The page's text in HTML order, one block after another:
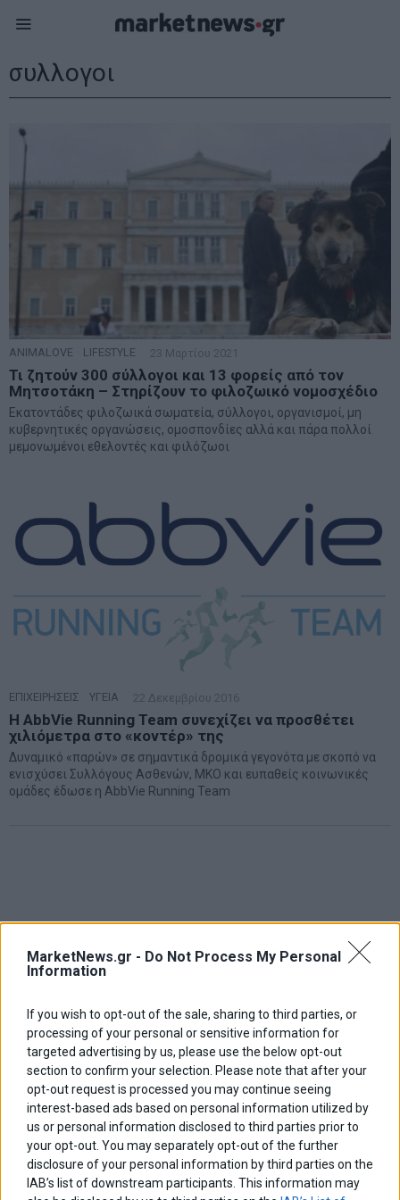
MarketNews.gr - Do Not Process My Personal
Information
If you wish to opt-out of the sale, sharing to third parties, or
processing of your personal or sensitive information for
targeted advertising by us, please use the below opt-out
section to confirm your selection. Please note that after your
opt-out request is processed you may continue seeing
interest-based ads based on personal information utilized by
us or personal information disclosed to third parties prior to
your opt-out. You may separately opt-out of the further
disclosure of your personal information by third parties on the
IAB’s list of downstream participants. This information may
συλλογοι
ANIMALOVE LIFESTYLE 23 Μαρτίου 2021
Τι ζητούν 300 σύλλογοι και 13 φορείς από τον
Μητσοτάκη – Στηρίζουν το φιλοζωικό νομοσχέδιο
Εκατοντάδες φιλοζωικά σωματεία, σύλλογοι, οργανισμοί, μη
κυβερνητικές οργανώσεις, ομοσπονδίες αλλά και πάρα πολλοί
μεμονωμένοι εθελοντές και φιλόζωοι
ΕΠΙΧΕΙΡΗΣΕΙΣ ΥΓΕΙΑ 22 Δεκεμβρίου 2016
Η AbbVie Running Team συνεχίζει να προσθέτει
χιλιόμετρα στο «κοντέρ» της
Δυναμικό «παρών» σε σημαντικά δρομικά γεγονότα με σκοπό να
ενισχύσει Συλλόγους Ασθενών, ΜΚΟ και ευπαθείς κοινωνικές
ομάδες έδωσε η AbbVie Running Team
ΑΡΘΡΟΓΡΑΦΟΙ